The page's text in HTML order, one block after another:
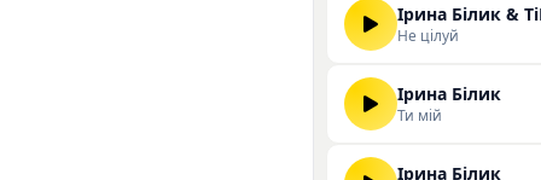
Ірина Білик &
Не цілуй
Ірина Білик
Ти мій
Ірина Білик